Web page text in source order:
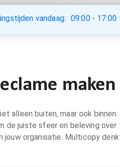
vandaag: 09:00- 17:00
alleen buiten, maar ook
de juiste sfeer en beleving
jouw organisatie. Multicopy